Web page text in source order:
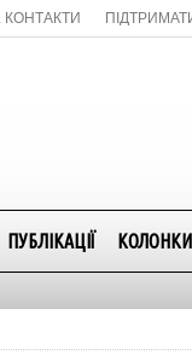
КОНТАКТИ
ПУБЛІКАЦІЇ КОЛОНКИ